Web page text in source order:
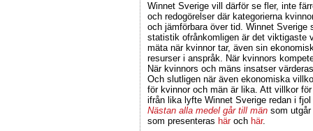
Winnet Sverige vill därför se fler, inte
och redogörelser där kategorierna
och jämförbara över tid. Winnet Sverige
statistik ofrånkomligen är det viktigaste
mäta när kvinnor tar, även sin
resurser i anspråk. När kvinnors
När kvinnors och mäns insatser
Och slutligen när även ekonomiska
för kvinnor och män är lika. Att villkor
ifrån lika lyfte Winnet Sverige redan i
Nästan alla medel går till män som
som presenteras häroch här.